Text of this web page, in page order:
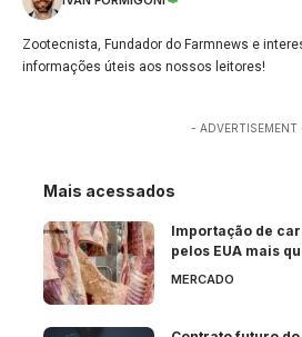
Zootecnista, Fundador do Farmnews e
informações úteis aos nossos leitores!
- ADVERTISEMENT
Mais acessados
Importação de
pelos EUA mais
MERCADO